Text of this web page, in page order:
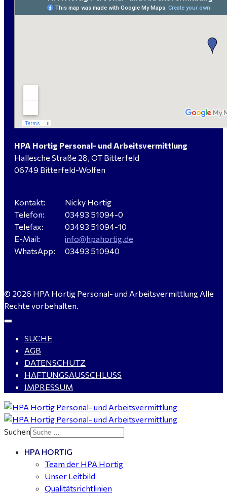
ab 3.500 € (keine Montage)
Elektromeister / -techniker (m/w/d) Kalkulation /
Planung / Überwachung - Bitterfeld-Wolfen
Hausmeister (m/w/d) für ein festes Objekt in
Verkäufer / Fachberater (m/w/d) - Baustoffe Fliesen -
für Dessau-Roßlau gesucht
gesucht - ab 4.500,00 €
WIG-Schweißer / Vorrichter (m/w/d) Anlagen- und
Rohrleitungsbau - Tagschicht - Leuna ab 20 €
gesucht für Halle (Saale) - ab 4.000 €
Buchhalter (m/w/d) für Halle (Saale) gesucht - TZ 20-
HPA Hortig Personal- und Arbeitsvermittlung
Hallesche Straße 28, OT Bitterfeld
06749 Bitterfeld-Wolfen
Kontakt:
Telefon:
Telefax:
E-Mail:
WhatsApp:
Nicky Hortig
03493 51094-0
03493 51094-10
info@hpahortig.de
03493 510940
© 2026 HPA Hortig Personal- und Arbeitsvermittlung Alle
Rechte vorbehalten.
SUCHE
AGB
DATENSCHUTZ
HAFTUNGSAUSSCHLUSS
IMPRESSUM
Suchen
HPA HORTIG
Team der HPA Hortig
Unser Leitbild
Qualitätsrichtlinien